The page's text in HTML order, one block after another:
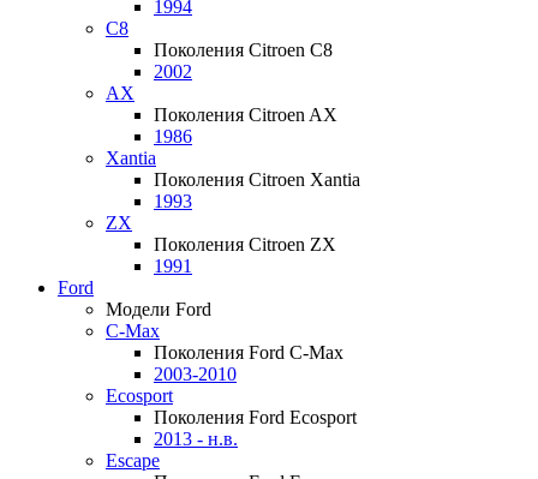
1994
C8
Поколения Citroen C8
2002
AX
Поколения Citroen AX
1986
Xantia
Поколения Citroen Xantia
1993
ZX
Поколения Citroen ZX
1991
Ford
Модели Ford
C-Max
Поколения Ford C-Max
2003-2010
Ecosport
Поколения Ford Ecosport
2013 - н.в.
Escape